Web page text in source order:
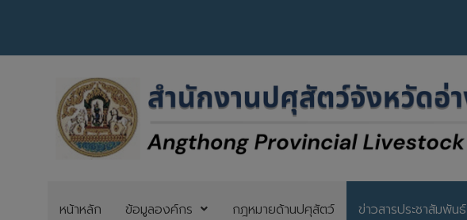
หน้าหลัก ข้อมูลองค์กร กฎหมายด้านปศุสัตว์ ข่าวสารประชาสัมพันธ์